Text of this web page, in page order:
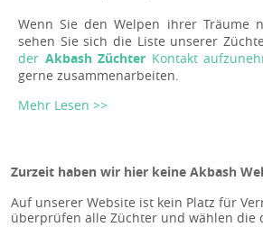
Wenn Sie den Welpen ihrer Träume
sehen Sie sich die Liste unserer
der Akbash Züchter Kontakt
gerne zusammenarbeiten.
Mehr Lesen >>
Zurzeit haben wir hier keine Akbash
Auf unserer Website ist kein Platz für
überprüfen alle Züchter und wählen die